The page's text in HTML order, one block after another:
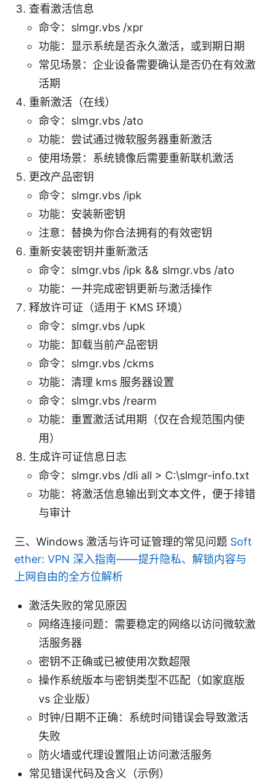
查看激活信息
命令：slmgr.vbs /xpr
功能：显示系统是否永久激活，或到期日期
常见场景：企业设备需要确认是否仍在有效激
活期
重新激活（在线）
命令：slmgr.vbs /ato
功能：尝试通过微软服务器重新激活
使用场景：系统镜像后需要重新联机激活
更改产品密钥
命令：slmgr.vbs /ipk
功能：安装新密钥
注意：替换为你合法拥有的有效密钥
重新安装密钥并重新激活
命令：slmgr.vbs /ipk && slmgr.vbs /ato
功能：一并完成密钥更新与激活操作
释放许可证（适用于 KMS 环境）
命令：slmgr.vbs /upk
功能：卸载当前产品密钥
命令：slmgr.vbs /ckms
功能：清理 kms 服务器设置
命令：slmgr.vbs /rearm
功能：重置激活试用期（仅在合规范围内使
用）
生成许可证信息日志
命令：slmgr.vbs /dli all > C:\slmgr-info.txt
功能：将激活信息输出到文本文件，便于排错
与审计
三、Windows 激活与许可证管理的常见问题 Soft
ether: VPN 深入指南——提升隐私、解锁内容与
上网自由的全方位解析
激活失败的常见原因
网络连接问题：需要稳定的网络以访问微软激
活服务器
密钥不正确或已被使用次数超限
操作系统版本与密钥类型不匹配（如家庭版
vs 企业版）
时钟/日期不正确：系统时间错误会导致激活
失败
防火墙或代理设置阻止访问激活服务
常见错误代码及含义（示例）